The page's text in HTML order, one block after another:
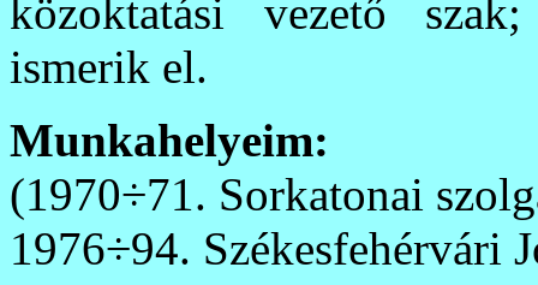
közoktatási vezető
ismerik el.
Munkahelyeim:
(1970÷71. Sorkatonai
1976÷94. Székesfehérvári